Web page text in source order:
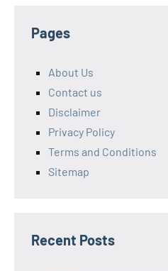
Pages
About Us
Contact us
Disclaimer
Privacy Policy
Terms and Conditions
Sitemap
Recent Posts